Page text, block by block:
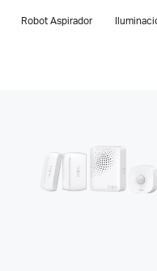
Robot Aspirador